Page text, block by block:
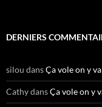
DERNIERS
silou dansÇa vole on y
CathydansÇa vole on y